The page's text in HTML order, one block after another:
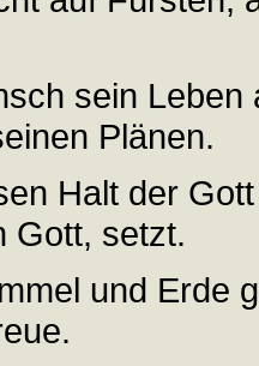
sein
Plänen.
Halt der
Gott, setzt.
und Erde